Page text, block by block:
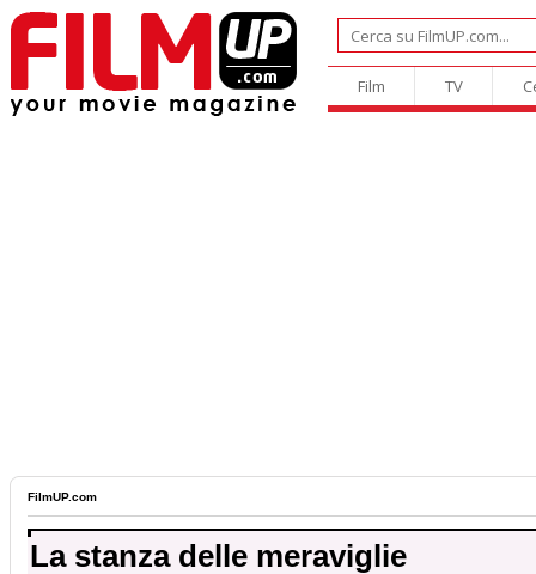
Film TV
FilmUP.com
La stanza delle meraviglie